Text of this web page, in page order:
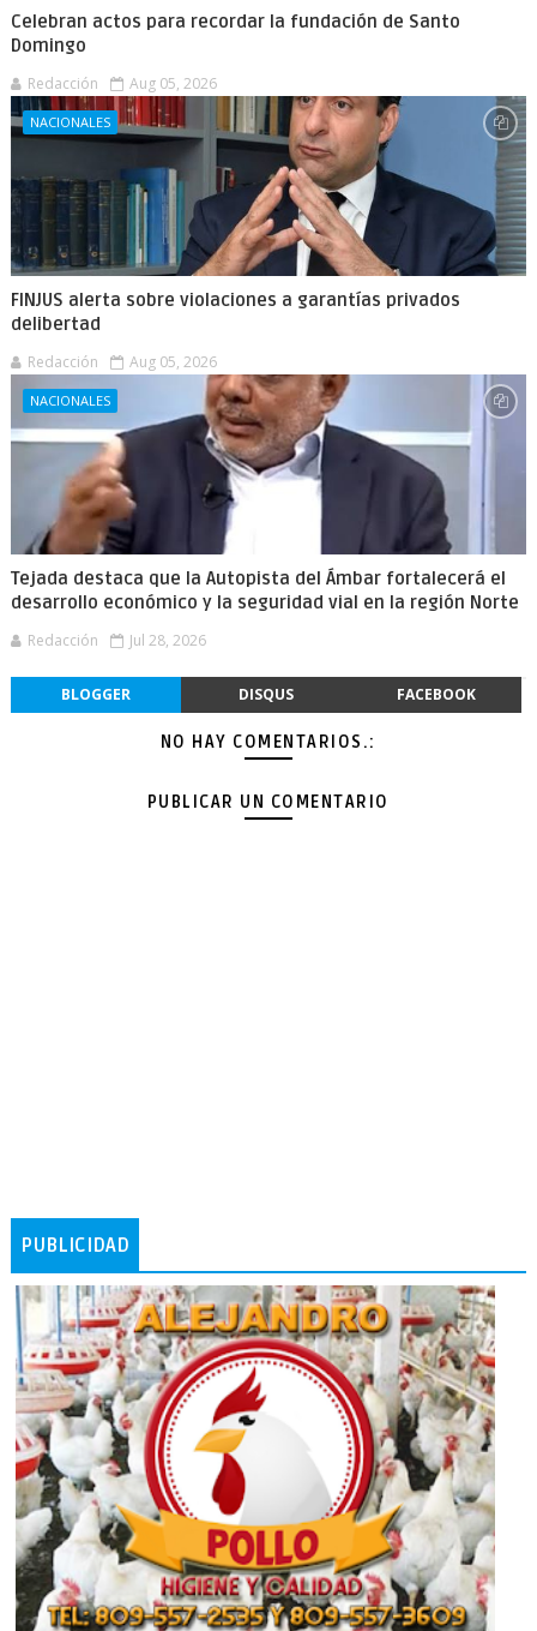
Celebran actos para recordar la fundación de Santo
Domingo
Redacción Aug 05, 2026
NACIONALES
FINJUS alerta sobre violaciones a garantías privados
delibertad
Redacción Aug 05, 2026
NACIONALES
Tejada destaca que la Autopista del Ámbar fortalecerá el
desarrollo económico y la seguridad vial en la región Norte
Redacción Jul 28, 2026
BLOGGER DISQUS FACEBOOK
NO HAY COMENTARIOS.:
PUBLICAR UN COMENTARIO
PUBLICIDAD